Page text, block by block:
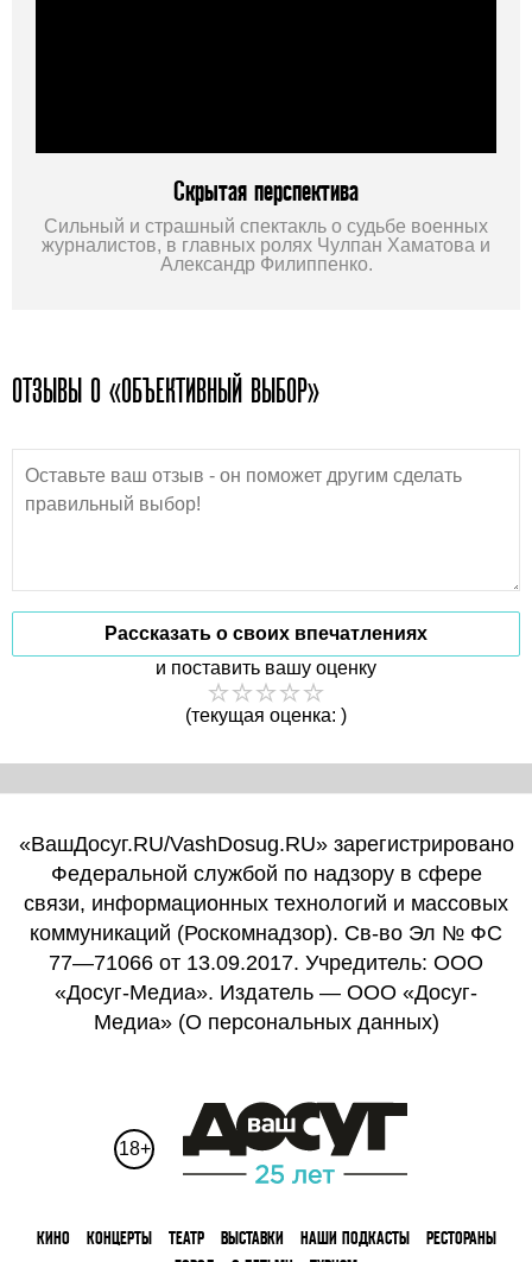
Скрытая перспектива
Сильный и страшный спектакль о судьбе военных
журналистов, в главных ролях Чулпан Хаматова и
Александр Филиппенко.
ОТЗЫВЫ О «ОБЪЕКТИВНЫЙ ВЫБОР»
Рассказать о своих впечатлениях
и поставить вашу оценку
(текущая оценка: )
«ВашДосуг.RU/VashDosug.RU» зарегистрировано
Федеральной службой по надзору в сфере
связи, информационных технологий и массовых
коммуникаций (Роскомнадзор). Св-во Эл № ФС
77—71066 от 13.09.2017. Учредитель: ООО
«Досуг-Медиа». Издатель — ООО «Досуг-
Медиа» (О персональных данных)
18+
КИНО КОНЦЕРТЫ ТЕАТР ВЫСТАВКИ НАШИ ПОДКАСТЫ
РЕСТОРАНЫ